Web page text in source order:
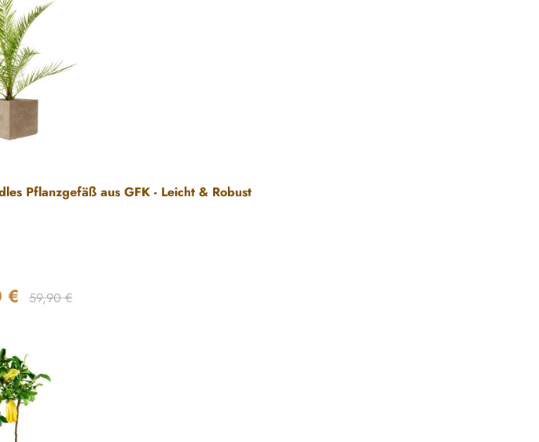
Pflanzgefäß aus GFK - Leicht & Robust
€ Regulärer Preis:
59,90 €